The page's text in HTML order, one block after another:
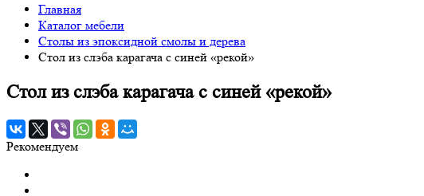
Главная
Каталог мебели
Столы из эпоксидной смолы и дерева
Стол из слэба карагача с синей «рекой»
Стол из слэба карагача с синей «рекой»
Рекомендуем